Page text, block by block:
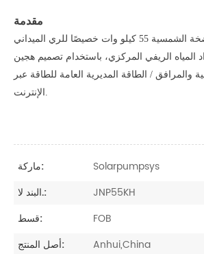
مقدمة
تم تصميم عاكس المضخة الشمسية 55 كيلو وات خصيصًا للري الميداني
المياه الريفي المركزي، باستخدام تصميم هجين
والمرافق / الطاقة المديرية العامة للطاقة عبر
ماركة:
Solarpumpsys
البند لا.:
JNP55KH
قسط:
FOB
أصل المنتج:
Anhui,China